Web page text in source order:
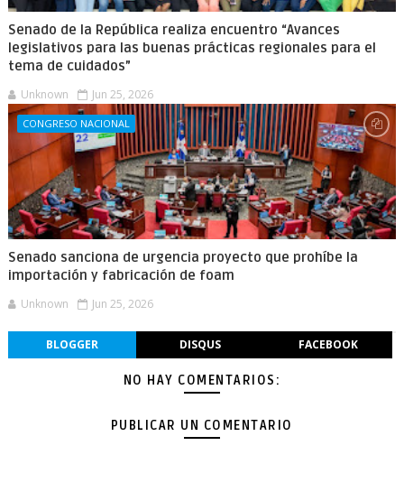
Senado de la República realiza encuentro “Avances
legislativos para las buenas prácticas regionales para el
tema de cuidados”
Unknown Jun 25, 2026
CONGRESO NACIONAL
Senado sanciona de urgencia proyecto que prohíbe la
importación y fabricación de foam
Unknown Jun 25, 2026
BLOGGER DISQUS FACEBOOK
NO HAY COMENTARIOS:
PUBLICAR UN COMENTARIO